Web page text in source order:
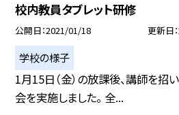
校内教員タブレット研修
公開日 2021/01/18 更新日
学校の様子
1月15日（金）の放課後、講師を招
会を実施しました。 全...